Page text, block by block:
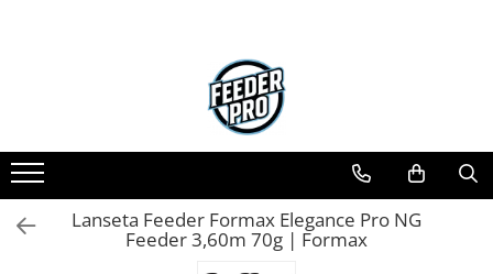
Lanseta Feeder Formax Elegance Pro NG
Feeder 3,60m 70g | Formax